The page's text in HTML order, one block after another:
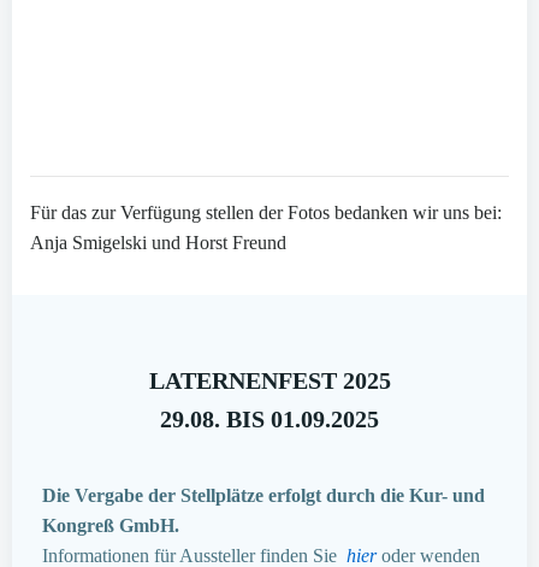
Für das zur Verfügung stellen der Fotos bedanken wir uns bei:
Anja Smigelski und Horst Freund
LATERNENFEST 2025
29.08. BIS 01.09.2025
Die Vergabe der Stellplätze erfolgt durch die Kur- und
Kongreß GmbH.
Informationen für Aussteller finden Sie hieroder wenden